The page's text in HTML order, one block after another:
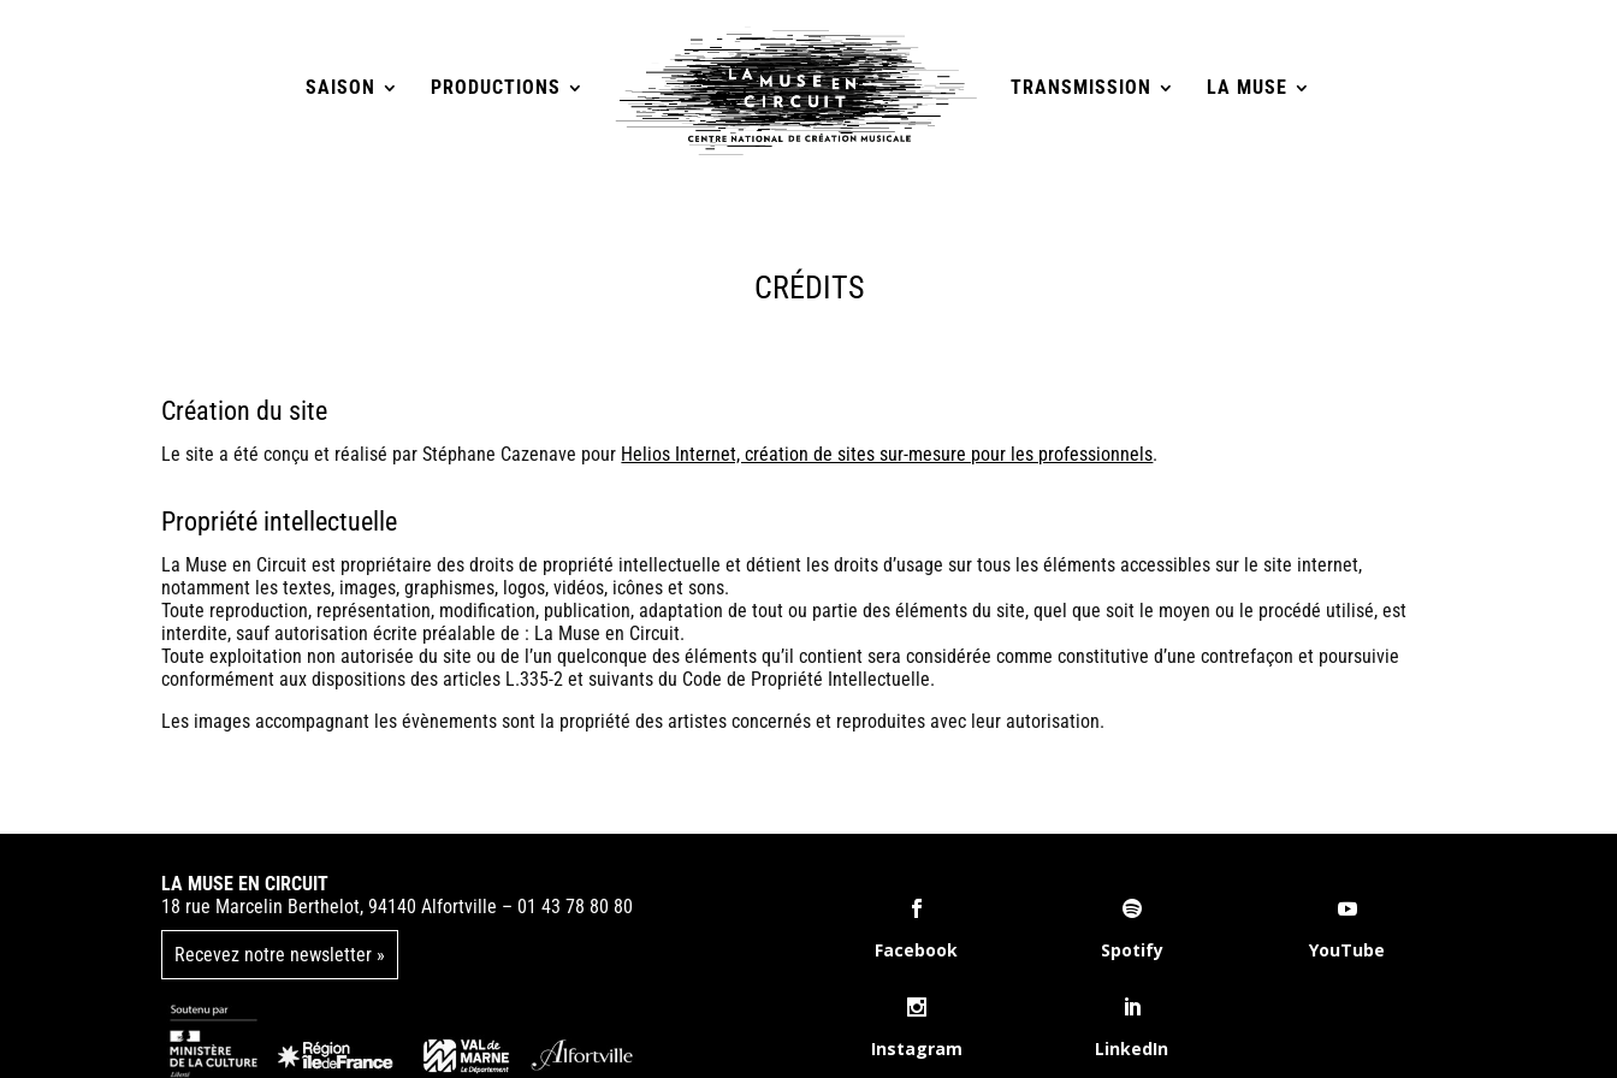
SAISON PRODUCTIONS TRANSMISSION LA MUSE
CRÉDITS
Création du site
Le site a été conçu et réalisé par Stéphane Cazenave pour Helios Internet, création de sites sur-mesure pour les professionnels.
Propriété intellectuelle
La Muse en Circuit est propriétaire des droits de propriété intellectuelle et détient les droits d’usage sur tous les éléments accessibles sur le site internet,
notamment les textes, images, graphismes, logos, vidéos, icônes et sons.
Toute reproduction, représentation, modification, publication, adaptation de tout ou partie des éléments du site, quel que soit le moyen ou le procédé utilisé, est
interdite, sauf autorisation écrite préalable de : La Muse en Circuit.
Toute exploitation non autorisée du site ou de l’un quelconque des éléments qu’il contient sera considérée comme constitutive d’une contrefaçon et poursuivie
conformément aux dispositions des articles L.335-2 et suivants du Code de Propriété Intellectuelle.
Les images accompagnant les évènements sont la propriété des artistes concernés et reproduites avec leur autorisation.
LA MUSE EN CIRCUIT
18 rue Marcelin Berthelot, 94140 Alfortville – 01 43 78 80 80
Recevez notre newsletter » Facebook Spotify YouTube
Instagram LinkedIn